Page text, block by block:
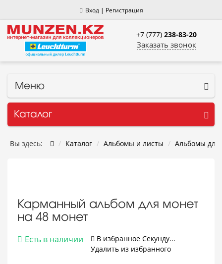
Вход| Регистрация
+7 (777) 238-83-20
Заказать звонок
Меню
Каталог
Вы здесь: Каталог Альбомы и листы Альбомы для
Карманный альбом для монет
на 48 монет
Есть в наличии В избранное Cекунду...
Удалить из избранного